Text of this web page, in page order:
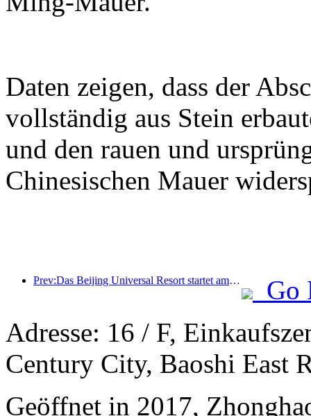
Daten zeigen, dass der
vollständig aus Stein
und den rauen und
Chinesischen Mauer
Prev:Das Beijing Universal Resort startet am 23. Januar sein 40-tägiges Universal Chinese New Year Event.
Go
Adresse: 16 / F,
Century City, Baoshi East
Geöffnet in 2017,